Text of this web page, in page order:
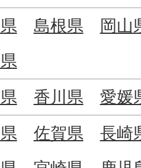
島根県
岡山
香川県 愛媛
佐賀県
長崎